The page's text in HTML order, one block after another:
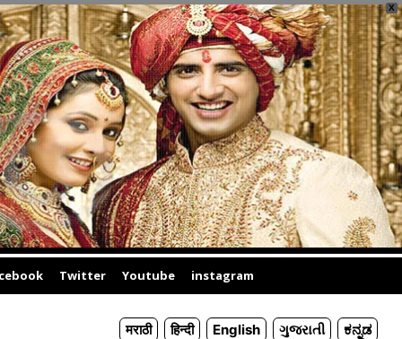
X
Twitter Youtube instagram
मराठी हिन्दी English ગુજરાતી ಕನ್ನಡ